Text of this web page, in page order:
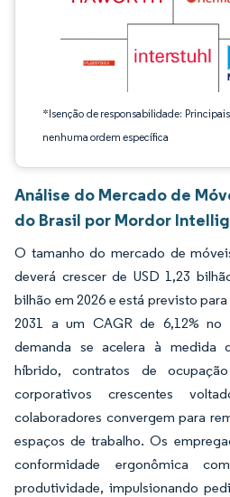
*Isenção de responsabilidade:
nenhuma ordem específica
Análise do Mercado de
do Brasil por Mordor
O tamanho do mercado de
deverá crescer de USD 1,23
bilhão em 2026 e está previsto
2031 a um CAGR de 6,12% no
demanda se acelera à medida
híbrido, contratos de
corporativos crescentes
colaboradores convergem para
espaços de trabalho. Os
conformidade ergonômica
produtividade, impulsionando